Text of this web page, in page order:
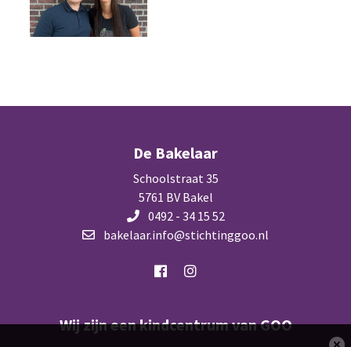
De Bakelaar
Schoolstraat 35
5761 BV Bakel
0492 - 34 15 52
bakelaar.info@stichtinggoo.nl
Wij zijn een kindcentrum van GOO